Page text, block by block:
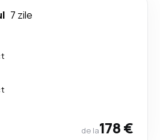
7 zile
de la178 €